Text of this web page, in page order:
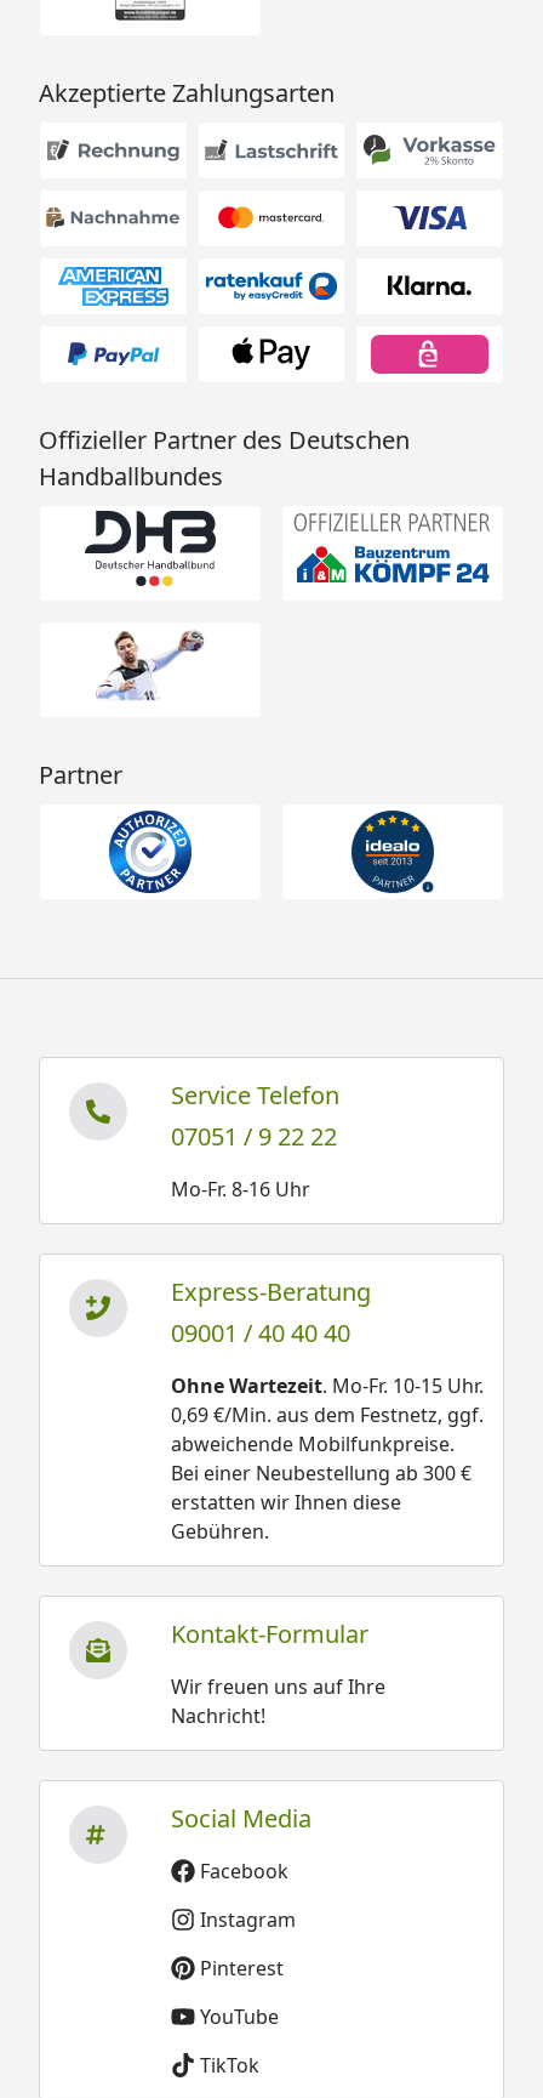
Akzeptierte Zahlungsarten
Offizieller Partner des Deutschen
Handballbundes
Partner
Service Telefon
07051 / 9 22 22
Mo-Fr. 8-16 Uhr
Express-Beratung
09001 / 40 40 40
Ohne Wartezeit. Mo-Fr. 10-15 Uhr.
0,69 €/Min. aus dem Festnetz, ggf.
abweichende Mobilfunkpreise.
Bei einer Neubestellung ab 300 €
erstatten wir Ihnen diese
Gebühren.
Kontakt-Formular
Wir freuen uns auf Ihre
Nachricht!
Social Media
Facebook
Instagram
Pinterest
YouTube
TikTok